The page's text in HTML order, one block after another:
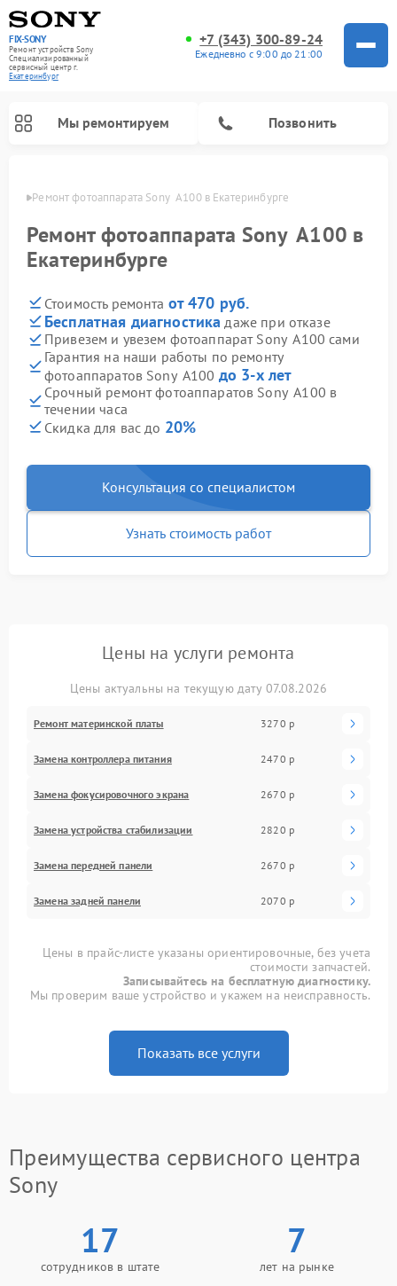
FIX-SONY
Ремонт устройств Sony
Специализированный
cервисный центр г.
Екатеринбург
+7 (343) 300-89-24
Ежедневно с 9:00 до 21:00
Мы ремонтируем Позвонить
Ремонт фотоаппарата Sony  A100 в Екатеринбурге
Ремонт фотоаппарата Sony A100 в
Екатеринбурге
Стоимость ремонта от 470 руб.
Бесплатная диагностика даже при отказе
Привезем и увезем фотоаппарат Sony A100 сами
Гарантия на наши работы по ремонту
фотоаппаратов Sony A100 до 3-х лет
Срочный ремонт фотоаппаратов Sony A100 в
течении часа
Скидка для вас до 20%
Консультация со специалистом
Узнать стоимость работ
Цены на услуги ремонта
Цены актуальны на текущую дату 07.08.2026
Ремонт материнской платы 3270 р
Замена контроллера питания 2470 р
Замена фокусировочного экрана 2670 р
Замена устройства стабилизации 2820 р
Замена передней панели 2670 р
Замена задней панели 2070 р
Цены в прайс-листе указаны ориентировочные, без учета
стоимости запчастей.
Записывайтесь на бесплатную диагностику.
Мы проверим ваше устройство и укажем на неисправность.
Показать все услуги
Преимущества сервисного центра
Sony
17
сотрудников в штате
7
лет на рынке